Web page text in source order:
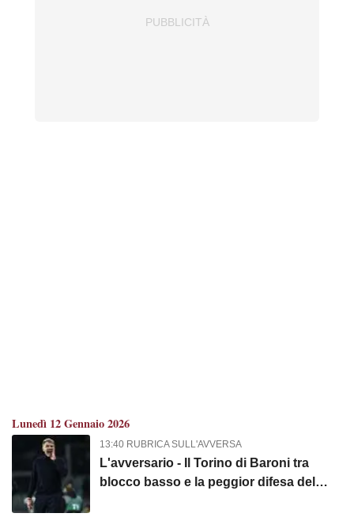
Lunedì 12 Gennaio 2026
13:40 RUBRICA SULL'AVVERSA
L'avversario - Il Torino di Baroni tra
blocco basso e la peggior difesa del